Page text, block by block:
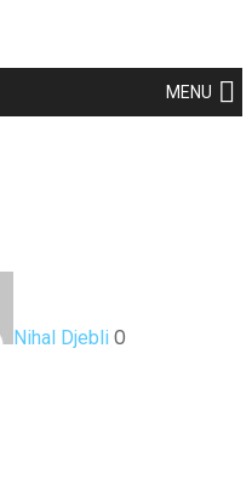
MENU
Nihal Djebli 0